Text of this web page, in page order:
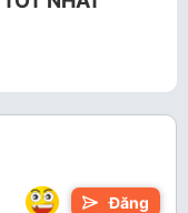
Đăng